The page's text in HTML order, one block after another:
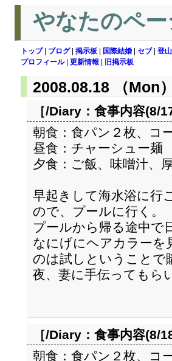
やなたのペー
トップ| ブログ| 掲示板 国際結婚 セブ| 登山
プロフィール| 更新情報 旧掲示板
2008.08.18 （Mon）
［/Diary： 食事内容(8/
朝食：食パン２枚、コ
昼食：チャーシュー麺
夕食：ご飯、味噌汁、
早起きして海水浴に行
ので、プールに行く。
プールから帰る途中で
なにげにヘアカラーを
のは試しということで
夜、妻に手伝ってもら
［/Diary： 食事内容(8/
朝食：食パン２枚、コ